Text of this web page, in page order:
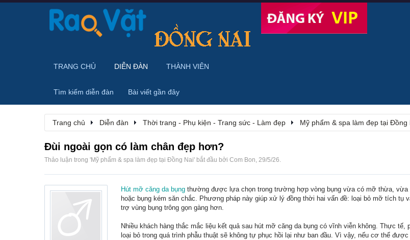
Trang chủ Diễn đàn Thời trang - Phụ kiện - Trang sức - Làm đẹp Mỹ phẩm & spa làm đẹp tại Đồng
Đùi ngoài gọn có làm chân đẹp hơn?
Thảo luận trong 'Mỹ phẩm & spa làm đẹp tại Đồng Nai' bắt đầu bởi Com Bon, 29/5/26.
Hút mỡ căng da bụng thường được lựa chọn trong trường hợp vòng bụng vừa có mỡ thừa, vừa
hoặc bụng kém săn chắc. Phương pháp này giúp xử lý đồng thời hai vấn đề: loại bỏ mỡ tích tụ
trợ vùng bụng trông gọn gàng hơn.
Nhiều khách hàng thắc mắc liệu kết quả sau hút mỡ căng da bụng có vĩnh viễn không. Thực
loại bỏ trong quá trình phẫu thuật sẽ không tự phục hồi lại như ban đầu. Vì vậy, nếu cơ thể
TRANG CHỦ DIỄN ĐÀN
Tìm kiếm diễn đàn Bài viết gần đây
THÀNH VIÊN